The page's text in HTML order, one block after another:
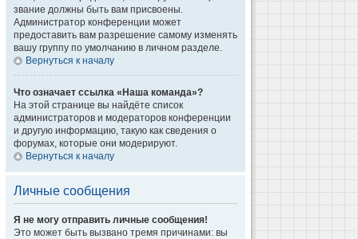
звание должны быть вам присвоены.
Администратор конференции может
предоставить вам разрешение самому изменять
вашу группу по умолчанию в личном разделе.
Вернуться к началу
Что означает ссылка «Наша команда»?
На этой странице вы найдёте список
администраторов и модераторов конференции
и другую информацию, такую как сведения о
форумах, которые они модерируют.
Вернуться к началу
Личные сообщения
Я не могу отправить личные сообщения!
Это может быть вызвано тремя причинами: вы